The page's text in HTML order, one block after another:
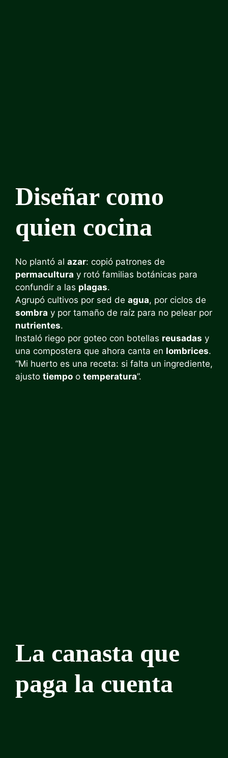
Diseñar como
quien cocina
No plantó al azar: copió patrones de
permacultura y rotó familias botánicas para
confundir a las plagas.
Agrupó cultivos por sed de agua, por ciclos de
sombra y por tamaño de raíz para no pelear por
nutrientes.
Instaló riego por goteo con botellas reusadas y
una compostera que ahora canta en lombrices.
“Mi huerto es una receta: si falta un ingrediente,
ajusto tiempo o temperatura”.
La canasta que
paga la cuenta